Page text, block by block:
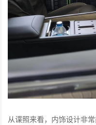
从谍照来看，内饰设计非